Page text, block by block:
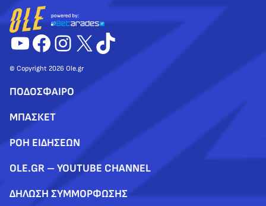
YouTube
Facebook
Instagram
X TikTok
© Copyright 2026 Ole.gr
ΠΟΔΟΣΦΑΙΡΟ
ΜΠΑΣΚΕΤ
ΡΟΗ ΕΙΔΗΣΕΩΝ
OLE.GR – YOUTUBE CHANNEL
ΔΗΛΩΣΗ ΣΥΜΜΟΡΦΩΣΗΣ